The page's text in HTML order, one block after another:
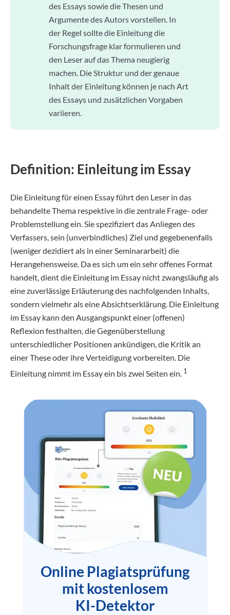
des Essays sowie die Thesen und
Argumente des Autors vorstellen. In
der Regel sollte die Einleitung die
Forschungsfrage klar formulieren und
den Leser auf das Thema neugierig
machen. Die Struktur und der genaue
Inhalt der Einleitung können je nach Art
des Essays und zusätzlichen Vorgaben
variieren.
Definition: Einleitung im Essay
Die Einleitung für einen Essay führt den Leser in das
behandelte Thema respektive in die zentrale Frage- oder
Problemstellung ein. Sie spezifiziert das Anliegen des
Verfassers, sein (unverbindliches) Ziel und gegebenenfalls
(weniger dezidiert als in einer Seminararbeit) die
Herangehensweise. Da es sich um ein sehr offenes Format
handelt, dient die Einleitung im Essay nicht zwangsläufig als
eine zuverlässige Erläuterung des nachfolgenden Inhalts,
sondern vielmehr als eine Absichtserklärung. Die Einleitung
im Essay kann den Ausgangspunkt einer (offenen)
Reflexion festhalten, die Gegenüberstellung
unterschiedlicher Positionen ankündigen, die Kritik an
einer These oder ihre Verteidigung vorbereiten. Die
Einleitung nimmt im Essay ein bis zwei Seiten ein. 1
Online Plagiatsprüfung
mit kostenlosem
KI-Detektor